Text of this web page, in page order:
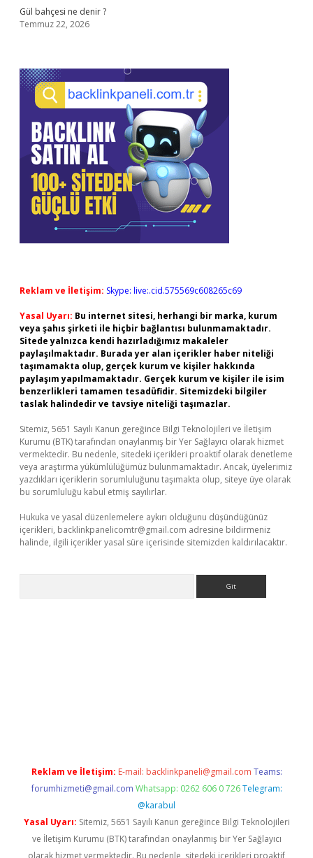
Gül bahçesi ne denir ?
Temmuz 22, 2026
Reklam ve İletişim: Skype: live:.cid.575569c608265c69
Yasal Uyarı: Bu internet sitesi, herhangi bir marka, kurum
veya şahıs şirketi ile hiçbir bağlantısı bulunmamaktadır.
Sitede yalnızca kendi hazırladığımız makaleler
paylaşılmaktadır. Burada yer alan içerikler haber niteliği
taşımamakta olup, gerçek kurum ve kişiler hakkında
paylaşım yapılmamaktadır. Gerçek kurum ve kişiler ile isim
benzerlikleri tamamen tesadüfidir. Sitemizdeki bilgiler
taslak halindedir ve tavsiye niteliği taşımazlar.
Sitemiz, 5651 Sayılı Kanun gereğince Bilgi Teknolojileri ve İletişim
Kurumu (BTK) tarafından onaylanmış bir Yer Sağlayıcı olarak hizmet
vermektedir. Bu nedenle, sitedeki içerikleri proaktif olarak denetleme
veya araştırma yükümlülüğümüz bulunmamaktadır. Ancak, üyelerimiz
yazdıkları içeriklerin sorumluluğunu taşımakta olup, siteye üye olarak
bu sorumluluğu kabul etmiş sayılırlar.
Hukuka ve yasal düzenlemelere aykırı olduğunu düşündüğünüz
içerikleri, backlinkpanelicomtr@gmail.com adresine bildirmeniz
halinde, ilgili içerikler yasal süre içerisinde sitemizden kaldırılacaktır.
Reklam ve İletişim: E-mail: backlinkpaneli@gmail.com Teams:
forumhizmeti@gmail.com Whatsapp: 0262 606 0 726 Telegram:
@karabul
Yasal Uyarı: Sitemiz, 5651 Sayılı Kanun gereğince Bilgi Teknolojileri
ve İletişim Kurumu (BTK) tarafından onaylanmış bir Yer Sağlayıcı
olarak hizmet vermektedir. Bu nedenle, sitedeki içerikleri proaktif